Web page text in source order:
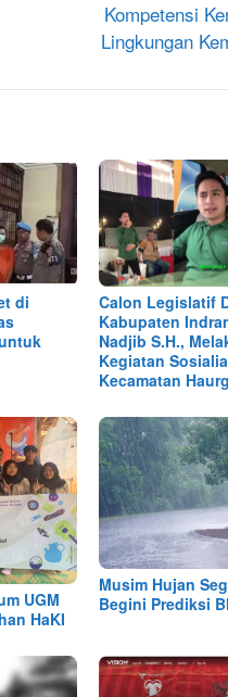
Kompetensi
Lingkungan
di
Calon Legislatif
Kabupaten
Nadjib S.H.,
Kegiatan
Kecamatan
UGM
HaKI
Musim Hujan
Begini Prediksi